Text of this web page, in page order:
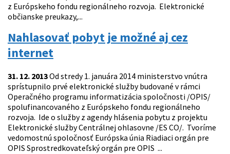
z Európskeho fondu regionálneho rozvoja. Elektronické
občianske preukazy,...
Nahlasovať pobyt je možné aj cez
internet
31. 12. 2013Od stredy 1. januára 2014 ministerstvo vnútra
sprístupnilo prvé elektronické služby budované v rámci
Operačného programu informatizácia spoločnosti /OPIS/
spolufinancovaného z Európskeho fondu regionálneho
rozvoja. Ide o služby z agendy hlásenia pobytu z projektu
Elektronické služby Centrálnej ohlasovne /ES CO/. Tvoríme
vedomostnú spoločnosť Európska únia Riadiaci orgán pre
OPIS Sprostredkovateľský orgán pre OPIS ...